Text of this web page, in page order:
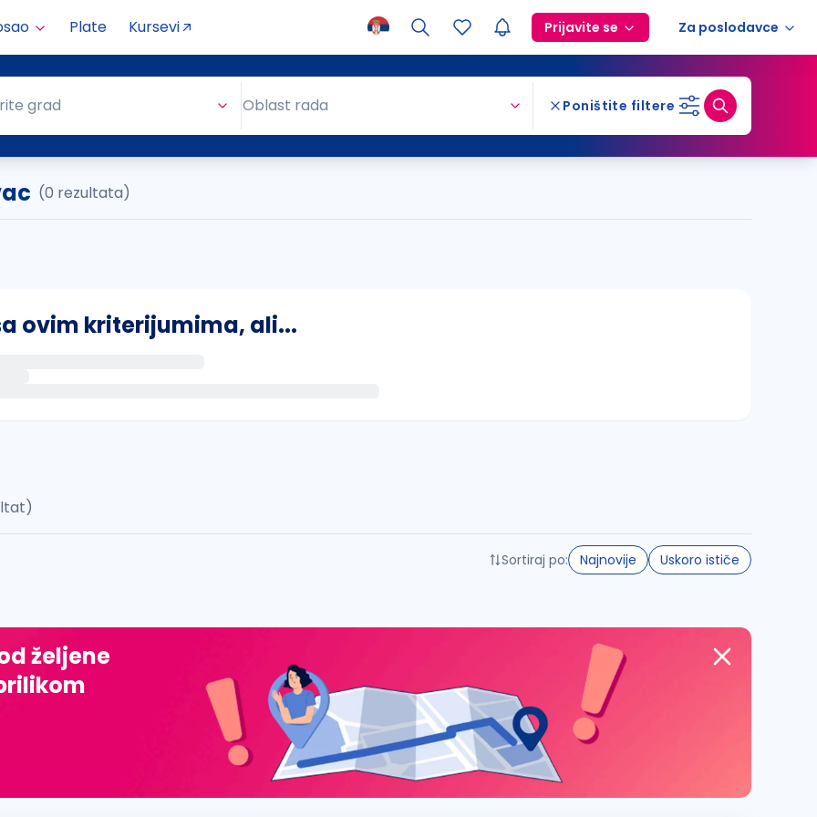
Plate Kursevi Prijavite se Za poslodavce
grad Oblast rada Poništite filtere
(0 rezultata)
ovim kriterijumima, ali...
đ, ž, dž)
Sortiraj po: Najnovije Uskoro ističe
željene